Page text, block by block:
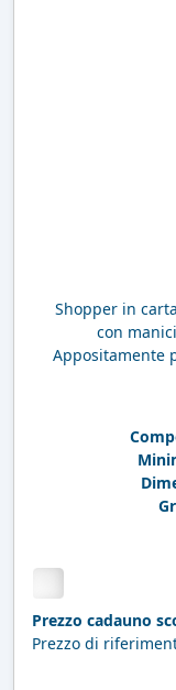
Shopper in
con
Appositamente
Prezzo cadauno
Prezzo di